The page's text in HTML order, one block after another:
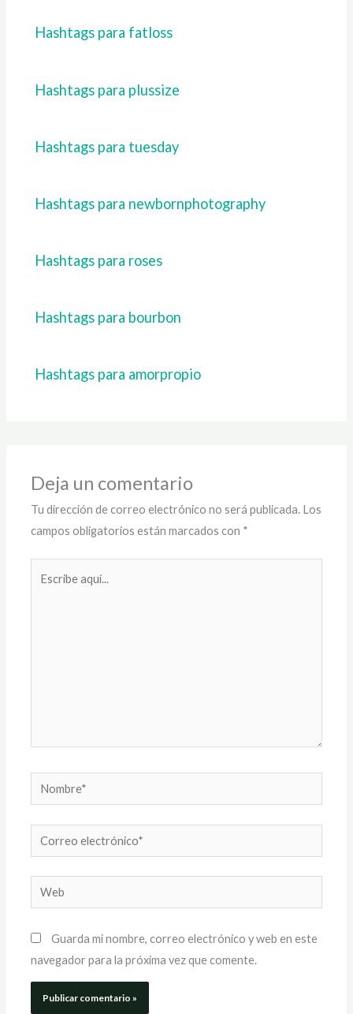
Hashtags para fatloss
Hashtags para plussize
Hashtags para tuesday
Hashtags para newbornphotography
Hashtags para roses
Hashtags para bourbon
Hashtags para amorpropio
Deja un comentario
Tu dirección de correo electrónico no será publicada. Los
campos obligatorios están marcados con *
Nombre*
Correo
electrónico*
Web
Guarda mi nombre, correo electrónico y web en este
navegador para la próxima vez que comente.